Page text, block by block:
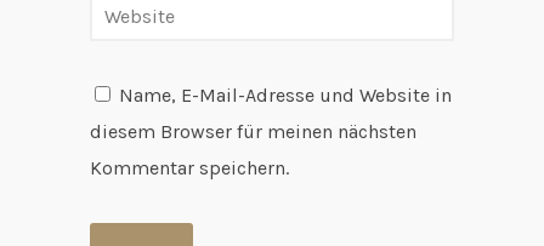
Name, E-Mail-Adresse und Website in
diesem Browser für meinen nächsten
Kommentar speichern.